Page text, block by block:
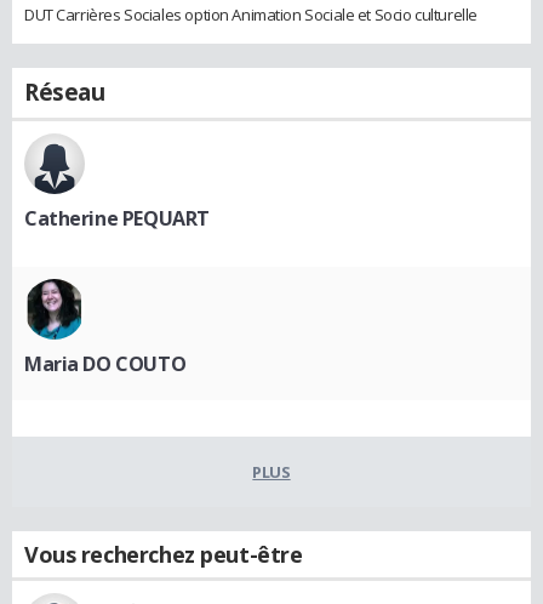
DUT Carrières Sociales option Animation Sociale et Socio culturelle
Réseau
Catherine PEQUART
Maria DO COUTO
PLUS
Vous recherchez peut-être